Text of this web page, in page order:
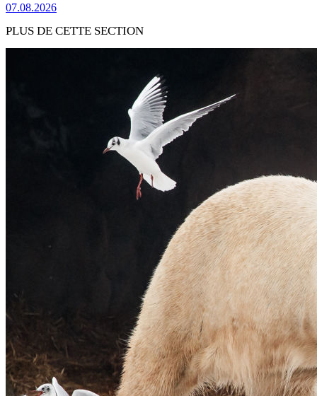
07.08.2026
PLUS DE CETTE SECTION